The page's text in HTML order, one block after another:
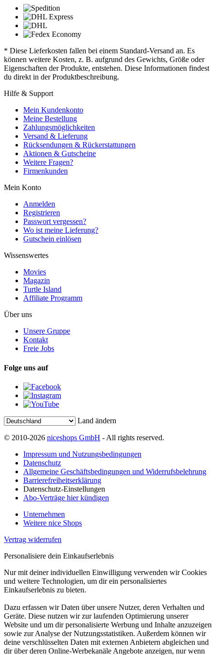
* Diese Lieferkosten fallen bei einem Standard-Versand an. Es
können weitere Kosten, z. B. aufgrund des Gewichts, Größe oder
Eigenschaften der Produkte, entstehen. Diese Informationen findest
du direkt in der Produktbeschreibung.
Hilfe & Support
Mein Kundenkonto
Meine Bestellung
Zahlungsmöglichkeiten
Versand & Lieferung
Rücksendungen & Rückerstattungen
Aktionen & Gutscheine
Weitere Fragen?
Firmenkunden
Mein Konto
Anmelden
Registrieren
Passwort vergessen?
Wo ist meine Lieferung?
Gutschein einlösen
Wissenswertes
Movies
Magazin
Turtle Island
Affiliate Programm
Über uns
Unsere Gruppe
Kontakt
Freie Jobs
Folge uns auf
Land ändern
© 2010-2026 niceshops GmbH - All rights reserved.
Impressum und Nutzungsbedingungen
Datenschutz
Allgemeine Geschäftsbedingungen und Widerrufsbelehrung
Barrierefreiheitserklärung
Datenschutz-Einstellungen
Abo-Verträge hier kündigen
Unternehmen
Weitere nice Shops
Vertrag widerrufen
Personalisiere dein Einkaufserlebnis
Nur mit deiner individuellen Einwilligung verwenden wir Cookies
und weitere Technologien, um dir ein personalisiertes
Einkaufserlebnis zu bieten.
Dazu erfassen wir Daten über unsere Nutzer, deren Verhalten und
Geräte. Diese nutzen wir zur laufenden Optimierung unserer
Website und um dir personalisierte Werbung und Inhalte anzuzeigen
sowie zur Analyse der Nutzungsstatistiken. Außerdem können wir
deine verschlüsselten Daten mit externen Anbietern abgleichen und
dir über deren Online-Werbekanäle Angebote anzeigen, nur wenn